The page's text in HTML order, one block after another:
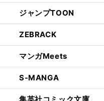
ジャンプTOON
ZEBRACK
マンガMeets
S-MANGA